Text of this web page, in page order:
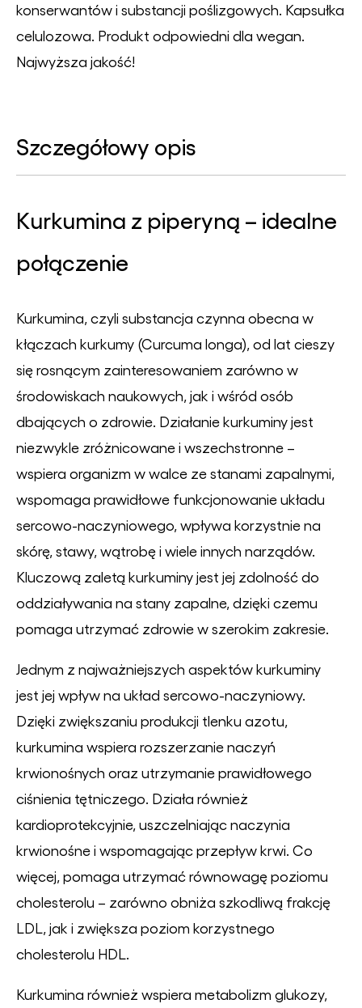
konserwantów i substancji poślizgowych. Kapsułka
celulozowa. Produkt odpowiedni dla wegan.
Najwyższa jakość!
Szczegółowy opis
Kurkumina z piperyną – idealne
połączenie
Kurkumina, czyli substancja czynna obecna w
kłączach kurkumy (Curcuma longa), od lat cieszy
się rosnącym zainteresowaniem zarówno w
środowiskach naukowych, jak i wśród osób
dbających o zdrowie. Działanie kurkuminy jest
niezwykle zróżnicowane i wszechstronne –
wspiera organizm w walce ze stanami zapalnymi,
wspomaga prawidłowe funkcjonowanie układu
sercowo-naczyniowego, wpływa korzystnie na
skórę, stawy, wątrobę i wiele innych narządów.
Kluczową zaletą kurkuminy jest jej zdolność do
oddziaływania na stany zapalne, dzięki czemu
pomaga utrzymać zdrowie w szerokim zakresie.
Jednym z najważniejszych aspektów kurkuminy
jest jej wpływ na układ sercowo-naczyniowy.
Dzięki zwiększaniu produkcji tlenku azotu,
kurkumina wspiera rozszerzanie naczyń
krwionośnych oraz utrzymanie prawidłowego
ciśnienia tętniczego. Działa również
kardioprotekcyjnie, uszczelniając naczynia
krwionośne i wspomagając przepływ krwi. Co
więcej, pomaga utrzymać równowagę poziomu
cholesterolu – zarówno obniża szkodliwą frakcję
LDL, jak i zwiększa poziom korzystnego
cholesterolu HDL.
Kurkumina również wspiera metabolizm glukozy,